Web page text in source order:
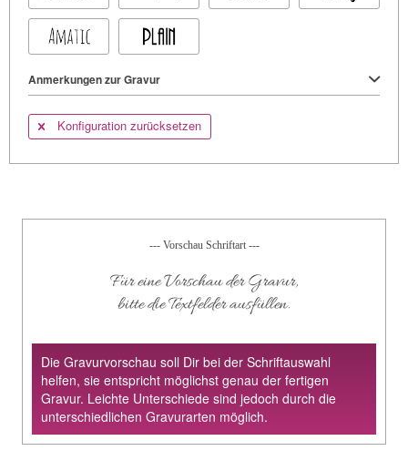
Anmerkungen zur Gravur
Konfiguration zurücksetzen
--- Vorschau Schriftart ---
Für eine Vorschau der Gravur,
bitte die Textfelder ausfüllen.
Die Gravurvorschau soll Dir bei der Schriftauswahl
helfen, sie entspricht möglichst genau der fertigen
Gravur. Leichte Unterschiede sind jedoch durch die
unterschiedlichen Gravurarten möglich.